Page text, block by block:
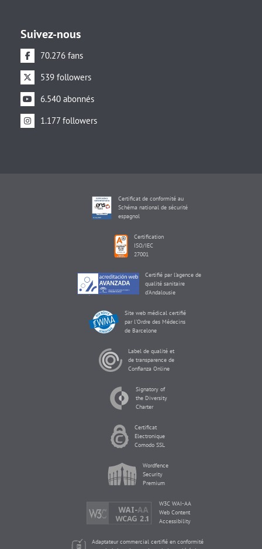
Suivez-nous
70.276 fans
539 followers
6.540 abonnés
1.177 followers
Certificat de conformité au
Schéma national de sécurité
espagnol
Certification
ISO/IEC
27001
Certifié par l'agence de
qualité sanitaire
d'Andalousie
Site web médical certifié
par l'Ordre des Médecins
de Barcelone
Label de qualité et
de transparence de
Confianza Online
Signatory of
the Diversity
Charter
Certificat
Electronique
Comodo SSL
Wordfence
Security
Premium
W3C WAI-AA
Web Content
Accessibility
Adaptateur commercial certifié en conformité